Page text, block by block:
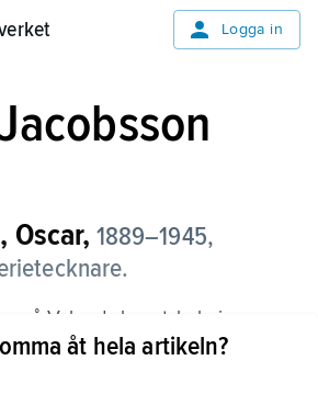
Logga in
Oscar, 1889–1945,
på Valands konstskola i
Oscar Jacobsson på 1910-
åt hela artikeln?